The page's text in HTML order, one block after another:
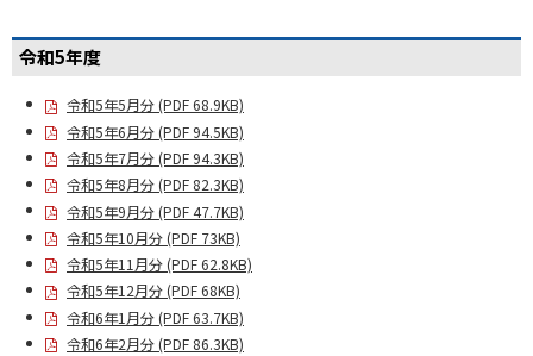
令和5年度
令和5年5月分 (PDF 68.9KB)
令和5年6月分 (PDF 94.5KB)
令和5年7月分 (PDF 94.3KB)
令和5年8月分 (PDF 82.3KB)
令和5年9月分 (PDF 47.7KB)
令和5年10月分 (PDF 73KB)
令和5年11月分 (PDF 62.8KB)
令和5年12月分 (PDF 68KB)
令和6年1月分 (PDF 63.7KB)
令和6年2月分 (PDF 86.3KB)